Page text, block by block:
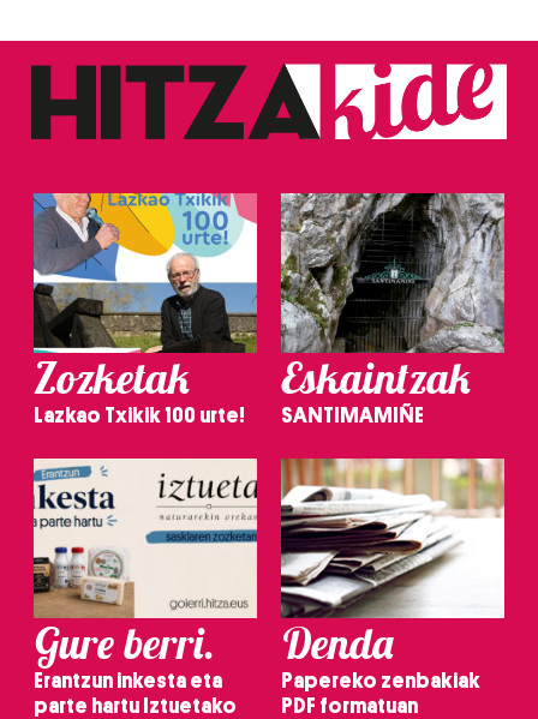
Bazkide batzuek ez dizute baimenik eskatzen, eta beren
interes komertzial legitimoetan babesten dira. Ikusi gure
bazkideen zerrenda, beren ustez zein helburutarako
dezakezun ikusteko.
Lortu zure datu pertsonalak prozesatzeko moduari
buruzko informazio gehiago eta ezarri zure lehentasunak
datuen atalean. Edozein unetan alda edo ken dezakezu
zure baimena Cookieen adierazpenean.
Webgune honek cookie propioak eta hirugarrenen cookie-
fitxategiak erabiltzen ditu. Zure esperientzia eta
baliatzen gara. Ohar hau onartuz gero, teknologia hori
erabiltzeko baimen esplizitua ematen diguzu.Gehiago
Zozketak
Lazkao Txikik 100 urte!
Eskaintzak
SANTIMAMIÑE
Gure berri.
Erantzun inkesta eta
parte hartu Iztuetako
Denda
Papereko zenbakiak
PDF formatuan